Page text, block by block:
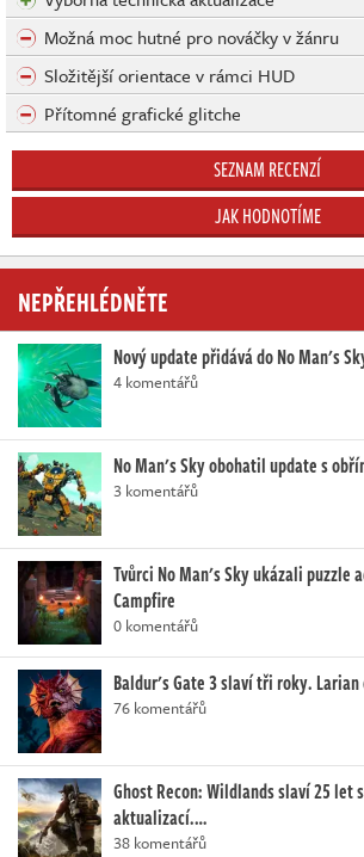
Možná moc hutné pro nováčky v žánru
Složitější orientace v rámci HUD
Přítomné grafické glitche
SEZNAM RECENZÍ
JAK HODNOTÍME
NEPŘEHLÉDNĚTE
Nový update přidává do No Man's
4 komentářů
No Man's Sky obohatil update s
3 komentářů
Tvůrci No Man's Sky ukázali puzzle
Campfire
0 komentářů
Baldur's Gate 3 slaví tři roky.
76 komentářů
Ghost Recon: Wildlands slaví 25 let
aktualizací.…
38 komentářů